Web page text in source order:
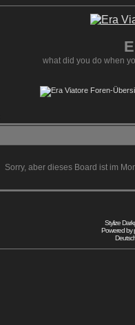
what did you do when
Sorry, aber dieses Board ist im
Stylize
Powered by